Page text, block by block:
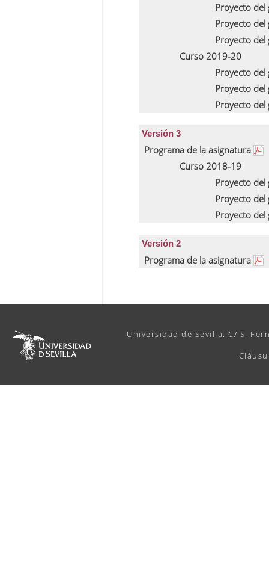
Proyecto
Proyecto
Proyecto
Curso 2019-20
Proyecto
Proyecto
Proyecto
Versión 3
Programa de la asignatura
Curso 2018-19
Proyecto
Proyecto
Proyecto
Versión 2
Programa de la asignatura
Universidad de Sevilla. C/ S.